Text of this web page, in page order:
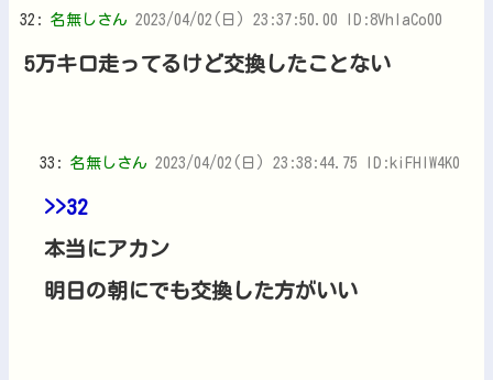
32: 名無しさん 2023/04/02(日) 23:37:50.00 ID:8VhIaCo00
5万キロ走ってるけど交換したことない
33: 名無しさん 2023/04/02(日) 23:38:44.75 ID:kiFHlW4K0
>>32
本当にアカン
明日の朝にでも交換した方がいい